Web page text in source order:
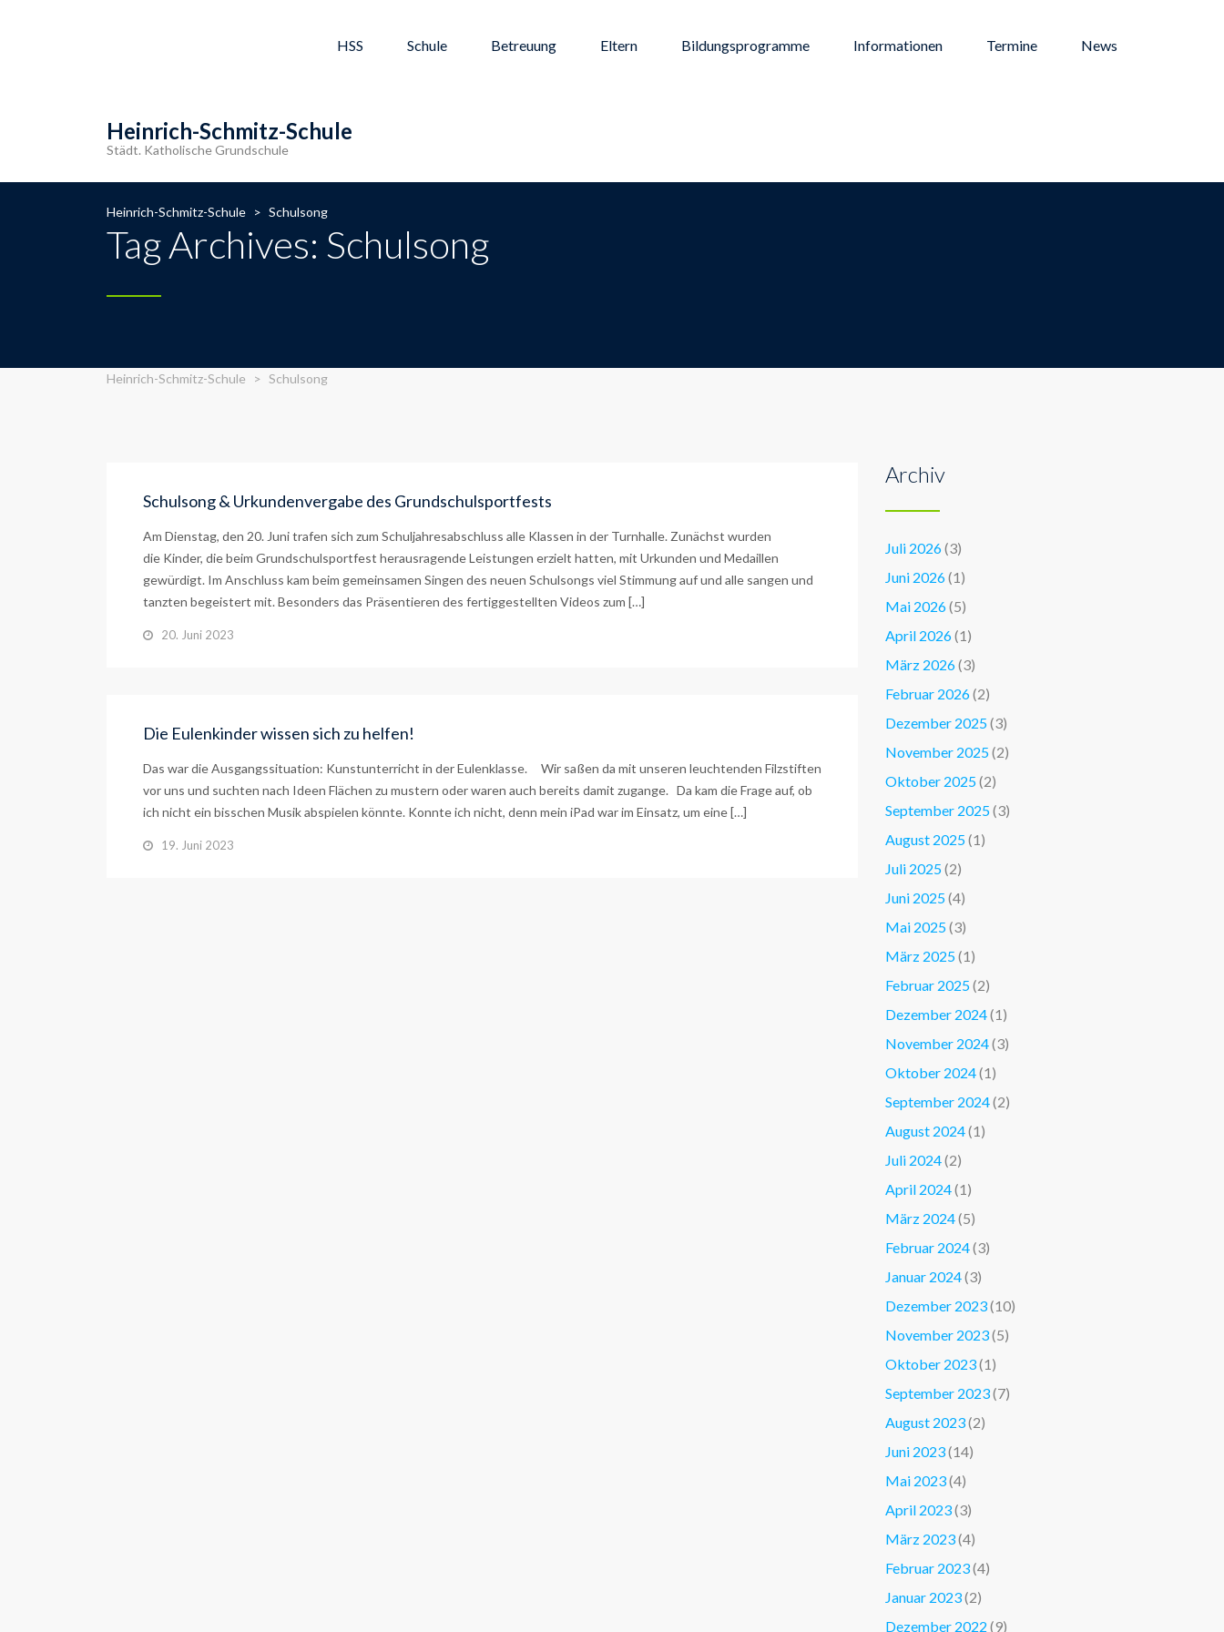
HSS Schule Betreuung Eltern Bildungsprogramme Informationen Termine News
Heinrich-Schmitz-Schule
Städt. Katholische Grundschule
Heinrich-Schmitz-Schule > Schulsong
Tag Archives: Schulsong
Heinrich-Schmitz-Schule > Schulsong
Schulsong & Urkundenvergabe des Grundschulsportfests
Am Dienstag, den 20. Juni trafen sich zum Schuljahresabschluss alle Klassen in der Turnhalle. Zunächst wurden
die Kinder, die beim Grundschulsportfest herausragende Leistungen erzielt hatten, mit Urkunden und Medaillen
gewürdigt. Im Anschluss kam beim gemeinsamen Singen des neuen Schulsongs viel Stimmung auf und alle sangen und
tanzten begeistert mit. Besonders das Präsentieren des fertiggestellten Videos zum […]
20. Juni 2023
Die Eulenkinder wissen sich zu helfen!
Das war die Ausgangssituation: Kunstunterricht in der Eulenklasse. Wir saßen da mit unseren leuchtenden Filzstiften
vor uns und suchten nach Ideen Flächen zu mustern oder waren auch bereits damit zugange. Da kam die Frage auf, ob
ich nicht ein bisschen Musik abspielen könnte. Konnte ich nicht, denn mein iPad war im Einsatz, um eine […]
19. Juni 2023
Archiv
Juli 2026(3)
Juni 2026(1)
Mai 2026(5)
April 2026(1)
März 2026(3)
Februar 2026(2)
Dezember 2025(3)
November 2025(2)
Oktober 2025(2)
September 2025(3)
August 2025(1)
Juli 2025(2)
Juni 2025(4)
Mai 2025(3)
März 2025(1)
Februar 2025(2)
Dezember 2024(1)
November 2024(3)
Oktober 2024(1)
September 2024(2)
August 2024(1)
Juli 2024(2)
April 2024(1)
März 2024(5)
Februar 2024(3)
Januar 2024(3)
Dezember 2023(10)
November 2023(5)
Oktober 2023(1)
September 2023(7)
August 2023(2)
Juni 2023(14)
Mai 2023(4)
April 2023(3)
März 2023(4)
Februar 2023(4)
Januar 2023(2)
Dezember 2022 (9)